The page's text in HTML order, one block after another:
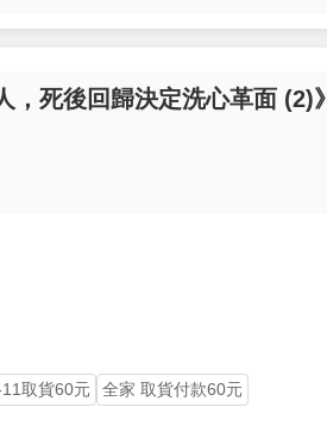
死後回歸決定洗心革面 (2)》
取貨60元
全家 取貨付款60元